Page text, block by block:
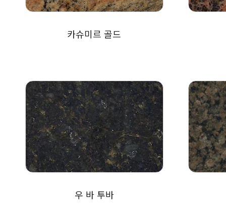
카슈미르 골드
우 바 투바